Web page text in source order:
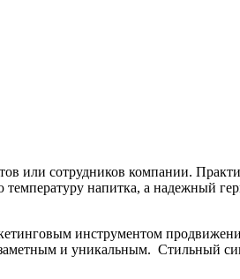
или сотрудников компании.
напитка, а надежный
инструментом
и уникальным. Стильный